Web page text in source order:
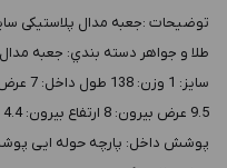
پوشش داخل: پارچه حوله ایی